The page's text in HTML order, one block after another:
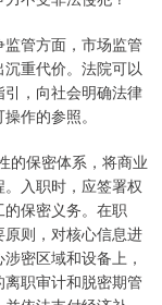
管方面，市场监管
重代价。法院可以
，向社会明确法律
作的参照。
的保密体系，将商业
入职时，应签署权
保密义务。在职
则，对核心信息进
密区域和设备上，
职审计和脱密期管